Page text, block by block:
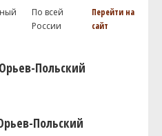
По всей
России
Перейти на
сайт
Польский
Польский